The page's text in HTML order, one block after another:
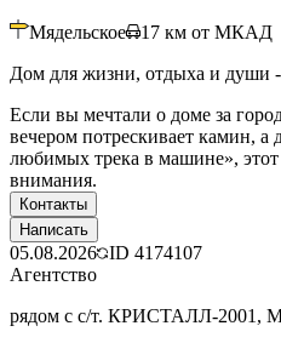
Мядельское 17 км от МКАД
Дом для жизни, отдыха и души
Если вы мечтали о доме за
вечером потрескивает камин,
любимых трека в машине», этот
внимания.
Контакты
Написать
05.08.2026 ID 4174107
Агентство
рядом с с/т. КРИСТАЛЛ-2001,